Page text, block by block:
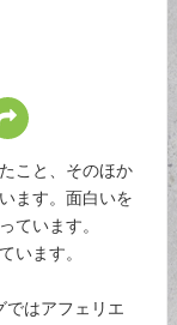
こと、そのほか
ます。面白いを
ています。
います。
ではアフェリエ